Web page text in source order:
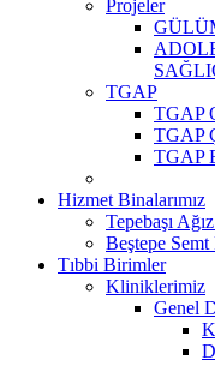
Projeler
TGAP
TGAP
TGAP
TGAP
Hizmet Binalarımız
Tepebaşı
Beştepe
Tıbbi Birimler
Kliniklerimiz
Genel